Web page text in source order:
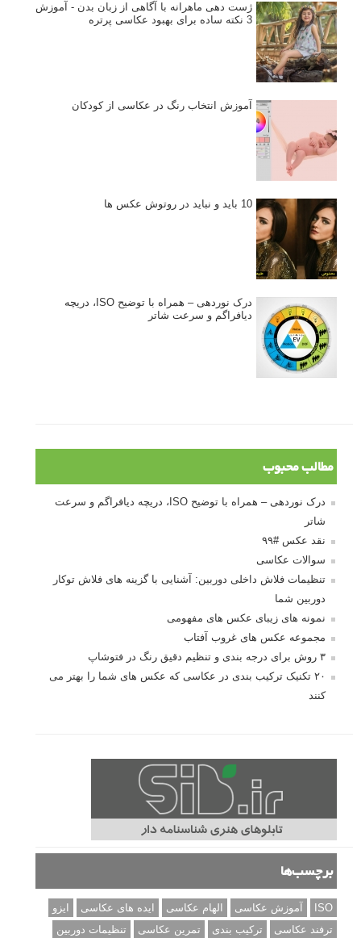
ژست دهی ماهرانه با آگاهی از زبان بدن - آموزش
3 نکته ساده برای بهبود عکاسی پرتره
آموزش انتخاب رنگ در عکاسی از کودکان
10 باید و نباید در روتوش عکس ها
درک نوردهی – همراه با توضیح ISO، دریچه
دیافراگم و سرعت شاتر
مطالب محبوب
درک نوردهی – همراه با توضیح ISO، دریچه دیافراگم و سرعت
شاتر
نقد عکس #۹۹
سوالات عکاسی
تنظیمات فلاش داخلی دوربین: آشنایی با گزینه های فلاش توکار
دوربین شما
نمونه های زیبای عکس های مفهومی
مجموعه عکس های غروب آفتاب
۳ روش برای درجه بندی و تنظیم دقیق رنگ در فتوشاپ
۲۰ تکنیک ترکیب بندی در عکاسی که عکس های شما را بهتر می
کنند
برچسب‌ها
ISO آموزش عکاسی الهام عکاسی ایده های عکاسی
ایزو
ترفند عکاسی
ترکیب بندی تمرین عکاسی
تنظیمات دوربین